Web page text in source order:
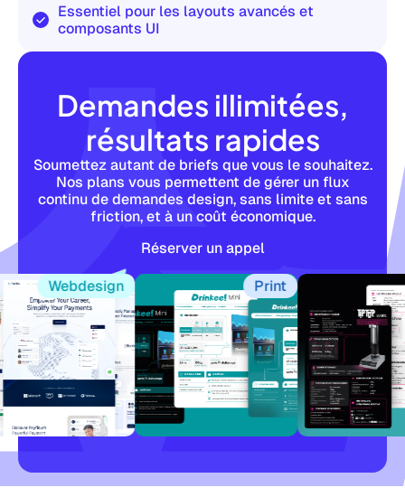
Essentiel pour les layouts avancés et
composants UI
Demandes illimitées,
résultats rapides
Soumettez autant de briefs que vous le souhaitez.
Nos plans vous permettent de gérer un flux
continu de demandes design, sans limite et sans
friction, et à un coût économique.
Réserver un appel
Webdesign
Print